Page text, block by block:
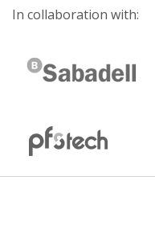
In collaboration with: